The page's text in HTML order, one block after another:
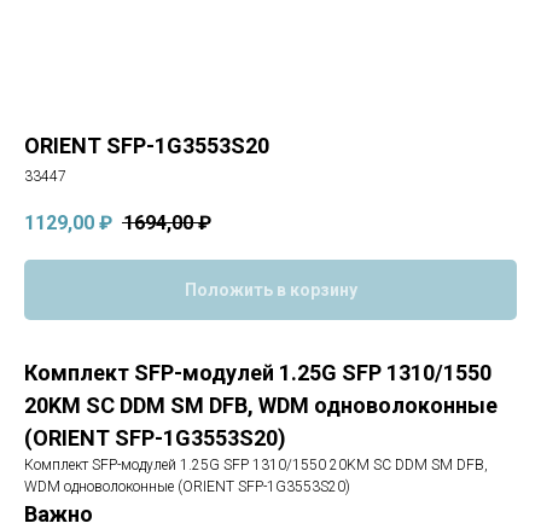
ORIENT SFP-1G3553S20
33447
1129,00 ₽ 1694,00 ₽
Положить в корзину
Комплект SFP-модулей 1.25G SFP 1310/1550
20KM SC DDM SM DFB, WDM одноволоконные
(ORIENT SFP-1G3553S20)
Комплект SFP-модулей 1.25G SFP 1310/1550 20KM SC DDM SM DFB,
WDM одноволоконные (ORIENT SFP-1G3553S20)
Важно